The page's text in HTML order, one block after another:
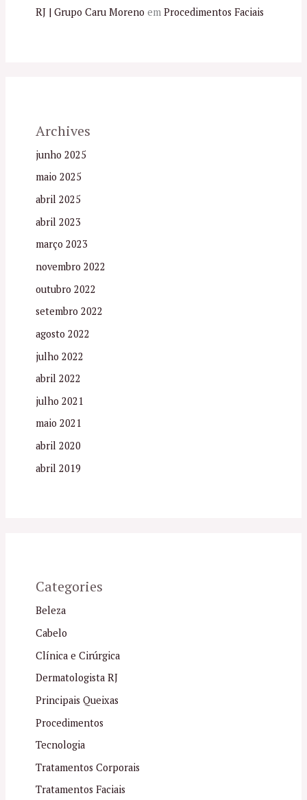
RJ | Grupo Caru Moreno em Procedimentos Faciais
Archives
junho 2025
maio 2025
abril 2025
abril 2023
março 2023
novembro 2022
outubro 2022
setembro 2022
agosto 2022
julho 2022
abril 2022
julho 2021
maio 2021
abril 2020
abril 2019
Categories
Beleza
Cabelo
Clínica e Cirúrgica
Dermatologista RJ
Principais Queixas
Procedimentos
Tecnologia
Tratamentos Corporais
Tratamentos Faciais